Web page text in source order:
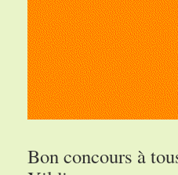
Bon concours à